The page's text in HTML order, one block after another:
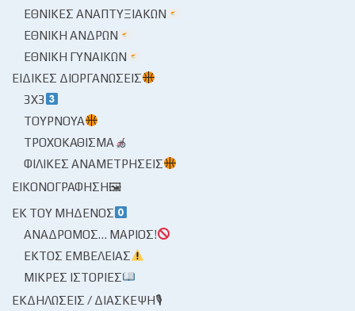
ΕΘΝΙΚΈΣ ΑΝΑΠΤΥΞΙΑΚΏΝ
ΕΘΝΙΚΉ ΑΝΔΡΏΝ
ΕΘΝΙΚΉ ΓΥΝΑΙΚΏΝ
ΕΙΔΙΚΈΣ ΔΙΟΡΓΑΝΏΣΕΙΣ
3X3
ΤΟΥΡΝΟΥΆ
ΤΡΟΧΟΚΆΘΙΣΜΑ
ΦΙΛΙΚΈΣ ΑΝΑΜΕΤΡΉΣΕΙΣ
ΕΙΚΟΝΟΓΡΆΦΗΣΗ🖼
ΕΚ ΤΟΥ ΜΗΔΕΝΌΣ
ΑΝΆΔΡΟΜΟΣ… ΜΆΡΙΟΣ!
ΕΚΤΌΣ ΕΜΒΈΛΕΙΑΣ
ΜΙΚΡΈΣ ΙΣΤΟΡΊΕΣ
ΕΚΔΗΛΏΣΕΙΣ / ΔΙΆΣΚΕΨΗ🎙